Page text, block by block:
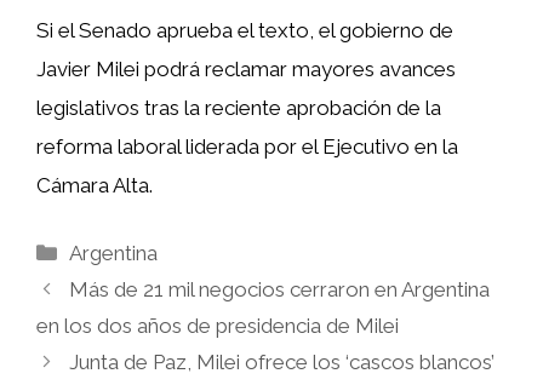
Si el Senado aprueba el texto, el gobierno de
Javier Milei podrá reclamar mayores avances
legislativos tras la reciente aprobación de la
reforma laboral liderada por el Ejecutivo en la
Cámara Alta.
Categorías
Argentina
Más de 21 mil negocios cerraron en Argentina
en los dos años de presidencia de Milei
Junta de Paz, Milei ofrece los ‘cascos blancos’